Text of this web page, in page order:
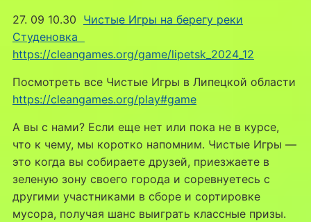
27. 09 10.30 Чистые Игры на берегу реки
Студеновка
https://cleangames.org/game/lipetsk_2024_12
Посмотреть все Чистые Игры в Липецкой области
https://cleangames.org/play#game
А вы с нами? Если еще нет или пока не в курсе,
что к чему, мы коротко напомним. Чистые Игры —
это когда вы собираете друзей, приезжаете в
зеленую зону своего города и соревнуетесь с
другими участниками в сборе и сортировке
мусора, получая шанс выиграть классные призы.